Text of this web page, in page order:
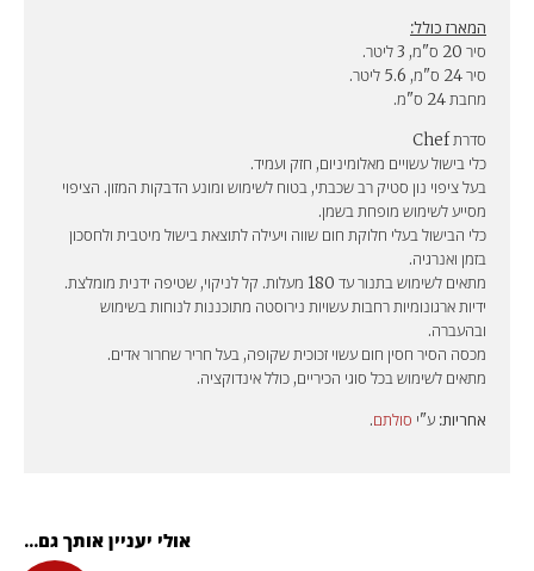
אולי יעניין אותך גם...
המארז כולל:
סיר 20 ס"מ, 3 ליטר.
סיר 24 ס"מ, 5.6 ליטר.
מחבת 24 ס"מ.
סדרת Chef
כלי בישול עשויים מאלומיניום, חזק ועמיד.
בעל ציפוי נון סטיק רב שכבתי, בטוח לשימוש ומונע הדבקות המזון. הציפוי
מסייע לשימוש מופחת בשמן.
כלי הבישול בעלי חלוקת חום שווה ויעילה לתוצאת בישול מיטבית ולחסכון
בזמן ואנרגיה.
מתאים לשימוש בתנור עד 180 מעלות. קל לניקוי, שטיפה ידנית מומלצת.
ידיות ארגונומיות רחבות עשויות נירוסטה מתוכננות לנוחות בשימוש
ובהעברה.
מכסה הסיר חסין חום עשוי זכוכית שקופה, בעל חריר שחרור אדים.
מתאים לשימוש בכל סוגי הכיריים, כולל אינדוקציה.
אחריות: ע"י סולתם.